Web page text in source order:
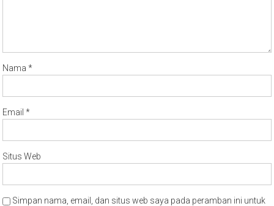
Nama*
Email*
Situs Web
Simpan nama, email, dan situs web saya pada peramban ini untuk